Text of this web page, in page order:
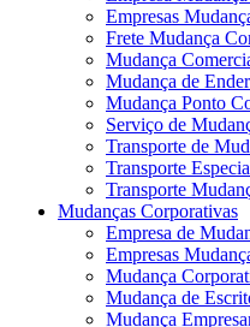
Empresas
Frete Mudança
Mudança
Mudança de
Mudança Ponto
Serviço de
Transporte de
Transporte
Transporte
Mudanças Corporativas
Empresa de
Empresas
Mudança
Mudança de
Mudança